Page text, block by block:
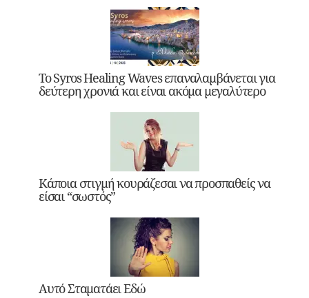
Το Syros Healing Waves επαναλαμβάνεται για
δεύτερη χρονιά και είναι ακόμα μεγαλύτερο
Κάποια στιγμή κουράζεσαι να προσπαθείς να
είσαι “σωστός”
Αυτό Σταματάει Εδώ